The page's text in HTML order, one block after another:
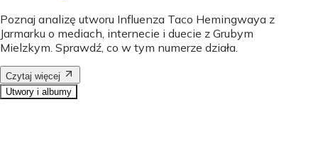
Poznaj analizę utworu Influenza Taco Hemingwaya z
Jarmarku o mediach, internecie i duecie z Grubym
Mielzkym. Sprawdź, co w tym numerze działa.
Czytaj więcej
Utwory i albumy